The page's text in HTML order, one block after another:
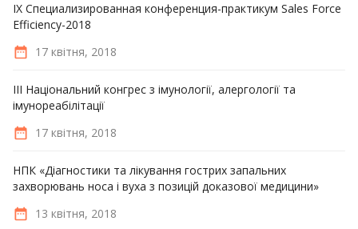
IX Специализированная конференция-практикум Sales Force
Efficiency-2018
17 квітня, 2018
ІІІ Національний конгрес з імунології, алергології та
імунореабілітації
17 квітня, 2018
НПК «Діагностики та лікування гострих запальних
захворювань носа і вуха з позицій доказової медицини»
13 квітня, 2018